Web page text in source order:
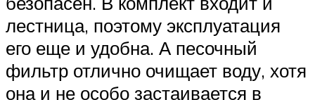
лестница, поэтому эксплуатация
его еще и удобна. А песочный
фильтр отлично очищает воду, хотя
она и не особо застаивается в